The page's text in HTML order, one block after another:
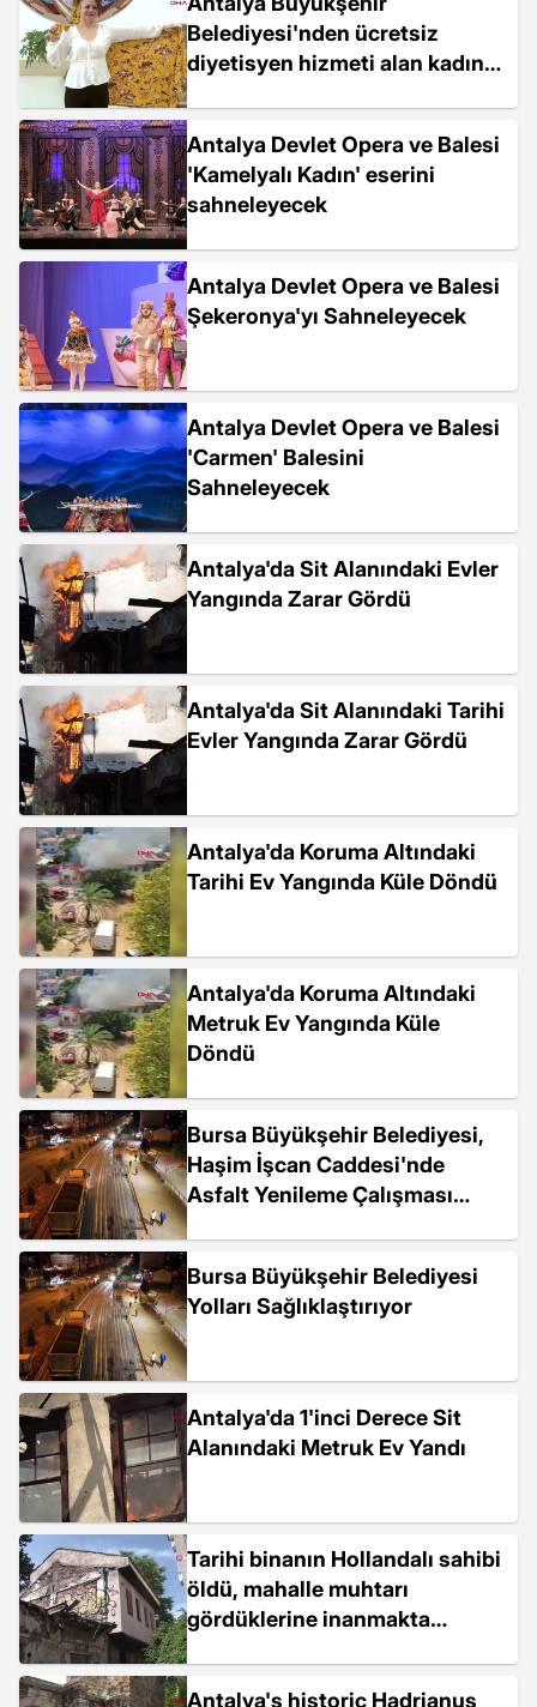
Belediyesi'nden ücretsiz
diyetisyen hizmeti alan kadın
Antalya Devlet Opera ve Balesi
'Kamelyalı Kadın' eserini
sahneleyecek
Antalya Devlet Opera ve Balesi
Şekeronya'yı Sahneleyecek
Antalya Devlet Opera ve Balesi
'Carmen' Balesini
Sahneleyecek
Antalya'da Sit Alanındaki Evler
Yangında Zarar Gördü
Antalya'da Sit Alanındaki Tarihi
Evler Yangında Zarar Gördü
Antalya'da Koruma Altındaki
Tarihi Ev Yangında Küle Döndü
Antalya'da Koruma Altındaki
Metruk Ev Yangında Küle
Döndü
Bursa Büyükşehir Belediyesi,
Haşim İşcan Caddesi'nde
Asfalt Yenileme Çalışması
Bursa Büyükşehir Belediyesi
Yolları Sağlıklaştırıyor
Antalya'da 1'inci Derece Sit
Alanındaki Metruk Ev Yandı
Tarihi binanın Hollandalı sahibi
öldü, mahalle muhtarı
gördüklerine inanmakta
Antalya's historic Hadrianus